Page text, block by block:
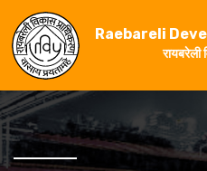
Raebareli
रायबरेली